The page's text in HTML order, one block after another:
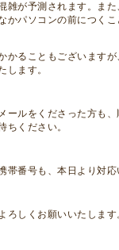
雑が予測されます。ま
かパソコンの前につくこ
かることもございます
します。
ールをくださった方も、
ちください。
帯番号も、本日より対応
ろしくお願いいたします